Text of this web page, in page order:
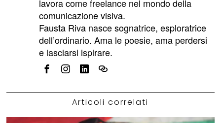
lavora come freelance nel mondo della
comunicazione visiva.
Fausta Riva nasce sognatrice, esploratrice
dell’ordinario. Ama le poesie, ama perdersi
e lasciarsi ispirare.
Articoli correlati